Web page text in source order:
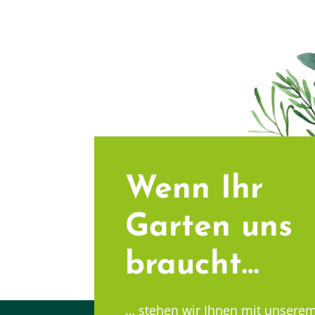
Wenn Ihr
Garten uns
braucht…
… stehen wir Ihnen mit